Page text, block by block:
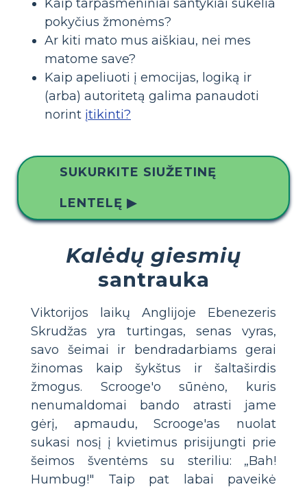
Kaip tarpasmeniniai santykiai sukelia
pokyčius žmonėms?
Ar kiti mato mus aiškiau, nei mes
matome save?
Kaip apeliuoti į emocijas, logiką ir
(arba) autoritetą galima panaudoti
norint įtikinti?
SUKURKITE SIUŽETINĘ
LENTELĘ ▶
Kalėdų giesmių
santrauka
Viktorijos laikų Anglijoje Ebenezeris
Skrudžas yra turtingas, senas vyras,
savo šeimai ir bendradarbiams gerai
žinomas kaip šykštus ir šaltaširdis
žmogus. Scrooge'o sūnėno, kuris
nenumaldomai bando atrasti jame
gėrį, apmaudu, Scrooge'as nuolat
sukasi nosį į kvietimus prisijungti prie
šeimos šventėms su steriliu: „Bah!
Humbug!" Taip pat labai paveikė